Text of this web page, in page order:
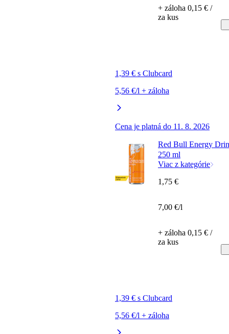
1,39 € s Clubcard
5,56 €/l + záloha
Cena je platná do 11. 8. 2026
+ záloha 0,15 € /
za kus
Red Bull Energy
250 ml
Viac z kategórie
1,39 € s Clubcard
5,56 €/l + záloha
1,75 €
7,00 €/l
+ záloha 0,15 € /
za kus